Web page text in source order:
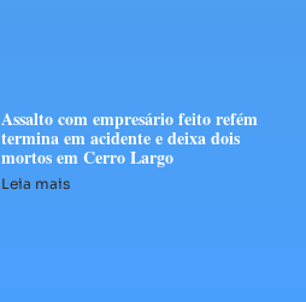
Assalto com empresário feito refém
termina em acidente e deixa dois
mortos em Cerro Largo
Leia mais